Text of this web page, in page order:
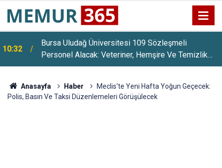
10:08
Akaryakıt Cimrisi 10 Araç Belli Oldu: Duyan Bu
Araçlara Koşuyor
Anasayfa Haber
Meclis'te Yeni Hafta Yoğun Geçecek:
Polis, Basın Ve Taksi Düzenlemeleri Görüşülecek